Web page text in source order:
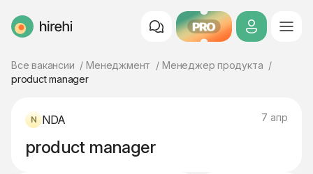
HireHi PRO
Все вакансии Менеджмент
Менеджер продукта
product manager
NDA 7 апр
product manager